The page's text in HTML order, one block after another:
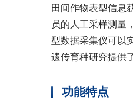
田间作物表型信息
员的人工采样测量
型数据采集仪可以
遗传育种研究提供
功能特点